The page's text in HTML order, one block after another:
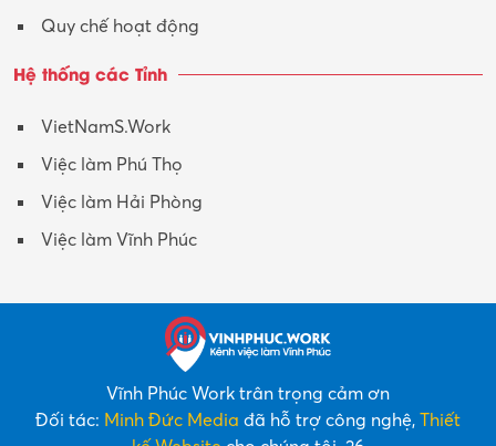
Quy chế hoạt động
Hệ thống các Tỉnh
VietNamS.Work
Việc làm Phú Thọ
Việc làm Hải Phòng
Việc làm Vĩnh Phúc
Vĩnh Phúc Work trân trọng cảm ơn
Đối tác: Minh Đức Media đã hỗ trợ công nghệ, Thiết